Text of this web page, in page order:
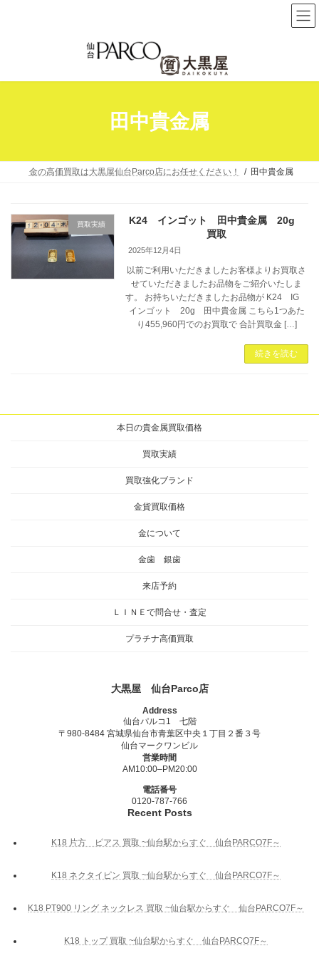
ン
テ
ン
ス
キ
ビ
ゲ
ー
ン
に
田中貴金属
金の高価買取は大黒屋仙台Parco店にお任せください！ 田中貴金属
買取実績
K24 インゴット 田中貴金属 20g
買取
2025年12月4日
以前ご利用いただきましたお客様よりお買取さ
せていただきましたお品物をご紹介いたしま
す。 お持ちいただきましたお品物が K24 IG
インゴット 20g 田中貴金属 こちら1つあた
り455,960円でのお買取で 合計買取金 […]
続きを読む
本日の貴金属買取価格
買取実績
買取強化ブランド
金貨買取価格
金について
金歯 銀歯
来店予約
ＬＩＮＥで問合せ・査定
プラチナ高価買取
大黒屋 仙台Parco店
Address
仙台パルコ1 七階
〒980-8484 宮城県仙台市青葉区中央１丁目２番３号
仙台マークワンビル
営業時間
AM10:00–PM20:00
電話番号
0120-787-766
Recent Posts
K18 片方 ピアス 買取 ~仙台駅からすぐ 仙台PARCO7F～
K18 ネクタイピン 買取 ~仙台駅からすぐ 仙台PARCO7F～
K18 PT900 リング ネックレス 買取 ~仙台駅からすぐ 仙台PARCO7F～
K18 トップ 買取 ~仙台駅からすぐ 仙台PARCO7F～